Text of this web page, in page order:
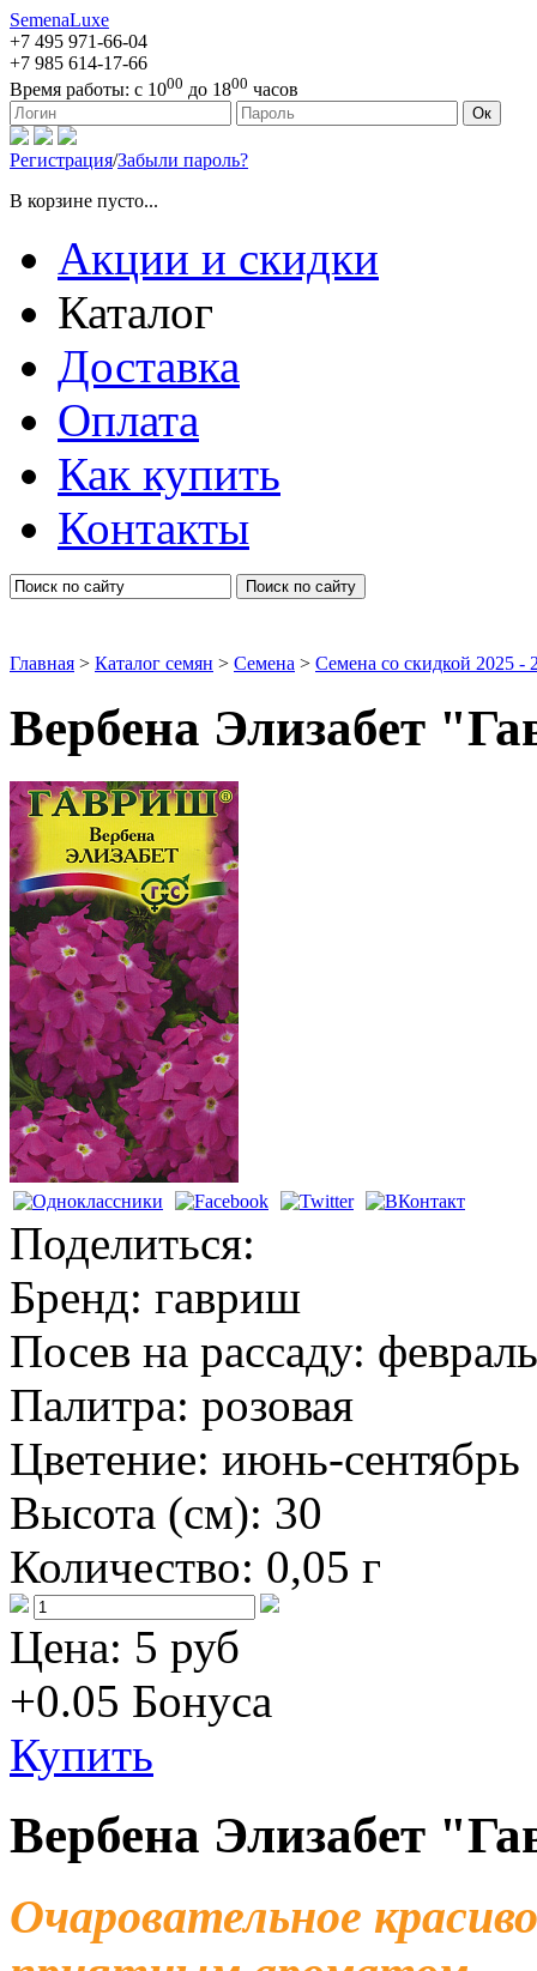
SemenaLuxe
+7 495 971-66-04
+7 985 614-17-66
Время работы: с 1000 до 1800 часов
127473, г. Москва, ул. Краснопролетарская, д. 16, стр. 1 Ок
Регистрация/Забыли пароль?
В корзине пусто...
Акции и скидки
Каталог
Доставка
Оплата
Как купить
Контакты
Поиск по сайту
Главная > Каталог семян > Семена > Семена со скидкой 2025 -
Вербена Элизабет
Семена цветов
Поделиться:
Бренд: гавриш
Посев на рассаду:
Палитра: розовая
Цветение: июнь-сентябрь
Высота (см): 30
Количество: 0,05 г
Цена: 5 руб
+0.05 Бонуса
Купить
Вербена Элизабет
Очаровательное